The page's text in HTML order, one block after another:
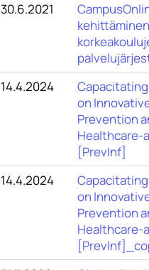
30.6.2021
14.4.2024
on
Prevention
Healthcare-
[PrevInf]
14.4.2024
on
Prevention
Healthcare-